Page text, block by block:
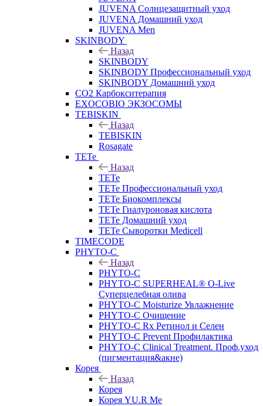
JUVENA Солнцезащитный уход
JUVENA Домашний уход
JUVENA Men
SKINBODY
Назад
SKINBODY
SKINBODY Профессиональный уход
SKINBODY Домашний уход
CO2 Карбокситерапия
EXOCOBIO ЭКЗОСОМЫ
TEBISKIN
Назад
TEBISKIN
Rosagate
TETe
Назад
TETe
TETe Профессиональный уход
TETe Биокомплексы
TETe Гиалуроновая кислота
TETe Домашний уход
TETe Сыворотки Medicell
TIMECODE
PHYTO-C
Назад
PHYTO-C
PHYTO-C SUPERHEAL® O-Live
Суперцелебная олива
PHYTO-C Moisturize Увлажнение
PHYTO-C Очищение
PHYTO-C Rx Ретинол и Селен
PHYTO-C Prevent Профилактика
PHYTO-C Clinical Treatment. Проф.уход
(пигментация&акне)
Корея
Назад
Корея
Корея YU.R Me